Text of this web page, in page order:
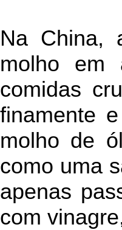
Na China,
molho em
comidas
finamente
molho de
como uma
apenas
com